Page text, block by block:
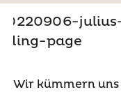
Wir kümmern